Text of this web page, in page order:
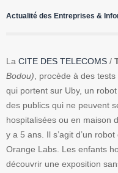
Actualité des Entreprises &
La CITE DES TELECOMS /
Bodou), procède à des
qui portent sur Uby, un
des publics qui ne peuvent
hospitalisées ou en maison
y a 5 ans. Il s’agit d’un
Orange Labs. Les enfants
découvrir une exposition